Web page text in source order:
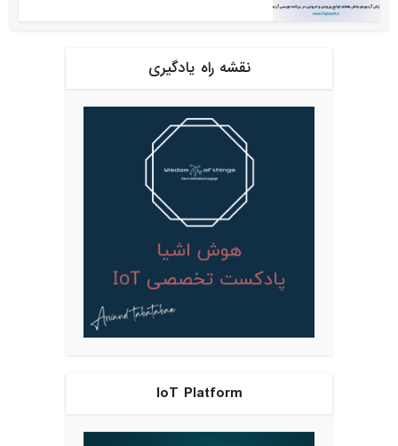
نقشه راه یادگیری
IoT Platform